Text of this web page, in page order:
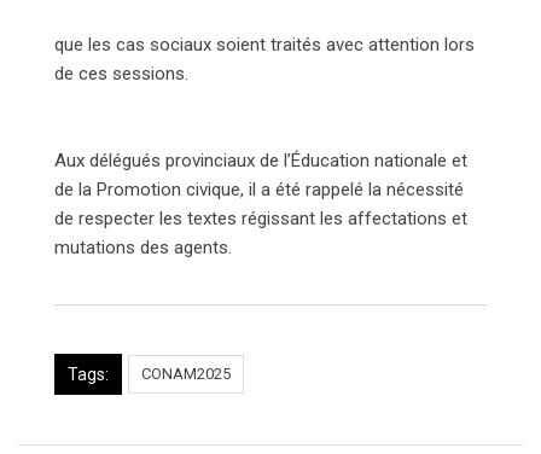
que les cas sociaux soient traités avec attention lors
de ces sessions.
Aux délégués provinciaux de l’Éducation nationale et
de la Promotion civique, il a été rappelé la nécessité
de respecter les textes régissant les affectations et
mutations des agents.
Tags: CONAM2025